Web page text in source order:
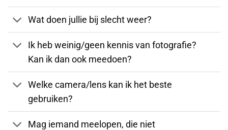
Wat doen jullie bij slecht weer?
Ik heb weinig/geen kennis van fotografie?
Kan ik dan ook meedoen?
Welke camera/lens kan ik het beste
gebruiken?
Mag iemand meelopen, die niet